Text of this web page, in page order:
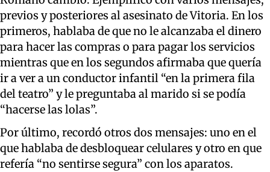
previos y posteriores al asesinato de Vitoria. En los
primeros, hablaba de que no le alcanzaba el dinero
para hacer las compras o para pagar los servicios
mientras que en los segundos afirmaba que quería
ir a ver a un conductor infantil “en la primera fila
del teatro” y le preguntaba al marido si se podía
“hacerse las lolas”.
Por último, recordó otros dos mensajes: uno en el
que hablaba de desbloquear celulares y otro en que
refería “no sentirse segura” con los aparatos.